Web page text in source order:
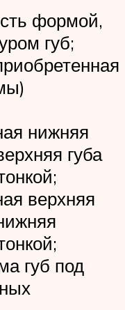
формой,
губ;
нижняя
губа
верхняя
губ под